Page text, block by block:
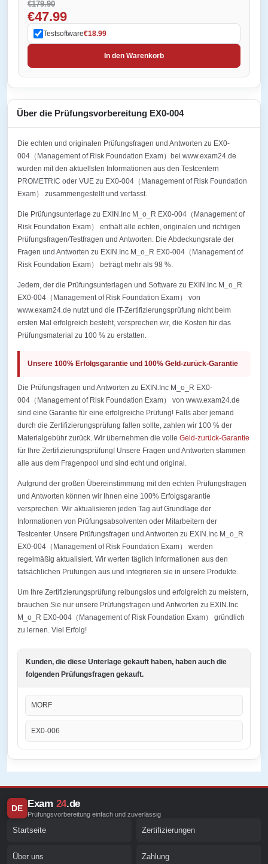
€179.90
€47.99
Testsoftware€18.99
In den Warenkorb
Über die Prüfungsvorbereitung EX0-004
Die echten und originalen Prüfungsfragen und Antworten zu EX0-
004（Management of Risk Foundation Exam）bei www.exam24.de
wurden mit den aktuellsten Informationen aus den Testcentern
PROMETRIC oder VUE zu EX0-004（Management of Risk Foundation
Exam） zusammengestellt und verfasst.
Die Prüfungsunterlage zu EXIN.Inc M_o_R EX0-004（Management of
Risk Foundation Exam） enthält alle echten, originalen und richtigen
Prüfungsfragen/Testfragen und Antworten. Die Abdeckungsrate der
Fragen und Antworten zu EXIN.Inc M_o_R EX0-004（Management of
Risk Foundation Exam） beträgt mehr als 98 %.
Jedem, der die Prüfungsunterlagen und Software zu EXIN.Inc M_o_R
EX0-004（Management of Risk Foundation Exam） von
www.exam24.de nutzt und die IT-Zertifizierungsprüfung nicht beim
ersten Mal erfolgreich besteht, versprechen wir, die Kosten für das
Prüfungsmaterial zu 100 % zu erstatten.
Unsere 100% Erfolgsgarantie und 100% Geld-zurück-Garantie
Die Prüfungsfragen und Antworten zu EXIN.Inc M_o_R EX0-
004（Management of Risk Foundation Exam） von www.exam24.de
sind eine Garantie für eine erfolgreiche Prüfung! Falls aber jemand
durch die Zertifizierungsprüfung fallen sollte, zahlen wir 100 % der
Materialgebühr zurück. Wir übernehmen die volle Geld-zurück-Garantie
für Ihre Zertifizierungsprüfung! Unsere Fragen und Antworten stammen
alle aus dem Fragenpool und sind echt und original.
Aufgrund der großen Übereinstimmung mit den echten Prüfungsfragen
und Antworten können wir Ihnen eine 100% Erfolgsgarantie
versprechen. Wir aktualisieren jeden Tag auf Grundlage der
Informationen von Prüfungsabsolventen oder Mitarbeitern der
Testcenter. Unsere Prüfungsfragen und Antworten zu EXIN.Inc M_o_R
EX0-004（Management of Risk Foundation Exam） werden
regelmäßig aktualisiert. Wir werten täglich Informationen aus den
tatsächlichen Prüfungen aus und integrieren sie in unsere Produkte.
Um Ihre Zertifizierungsprüfung reibungslos und erfolgreich zu meistern,
brauchen Sie nur unsere Prüfungsfragen und Antworten zu EXIN.Inc
M_o_R EX0-004（Management of Risk Foundation Exam） gründlich
zu lernen. Viel Erfolg!
Kunden, die diese Unterlage gekauft haben, haben auch die
folgenden Prüfungsfragen gekauft.
MORF
EX0-006
DE Exam 24.de
Prüfungsvorbereitung einfach und zuverlässig
Startseite Zertifizierungen
Über uns Zahlung